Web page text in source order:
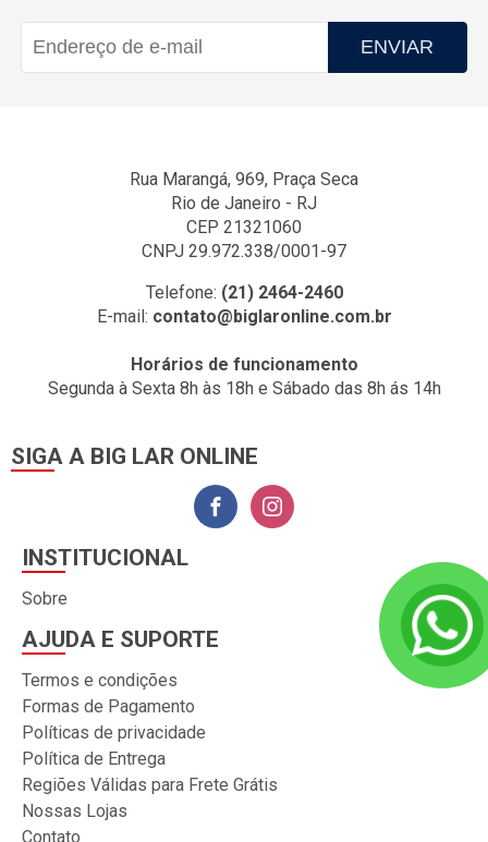
ENVIAR
Rua Marangá, 969, Praça Seca
Rio de Janeiro - RJ
CEP 21321060
CNPJ 29.972.338/0001-97
Telefone: (21) 2464-2460
E-mail: contato@biglaronline.com.br
Horários de funcionamento
Segunda à Sexta 8h às 18h e Sábado das 8h ás 14h
SIGA A BIG LAR ONLINE
INSTITUCIONAL
Sobre
AJUDA E SUPORTE
Termos e condições
Formas de Pagamento
Políticas de privacidade
Política de Entrega
Regiões Válidas para Frete Grátis
Nossas Lojas
Contato